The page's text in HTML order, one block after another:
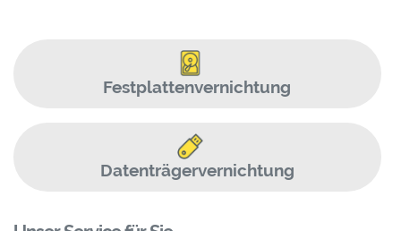
Festplattenvernichtung
Datenträgervernichtung